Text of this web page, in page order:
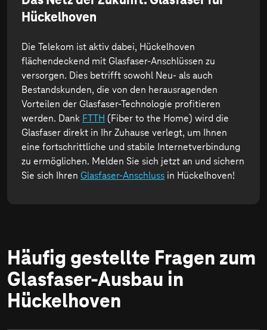
Hückelhoven
Die Telekom ist aktiv dabei, Hückelhoven
flächendeckend mit Glasfaser-Anschlüssen zu
versorgen. Dies betrifft sowohl Neu- als auch
Bestandskunden, die von den herausragenden
Vorteilen der Glasfaser-Technologie profitieren
werden. Dank FTTH (Fiber to the Home) wird die
Glasfaser direkt in Ihr Zuhause verlegt, um Ihnen
eine fortschrittliche und stabile Internetverbindung
zu ermöglichen. Melden Sie sich jetzt an und sichern
Sie sich Ihren Glasfaser-Anschluss in Hückelhoven!
Häufig gestellte Fragen zum
Glasfaser-Ausbau in
Hückelhoven